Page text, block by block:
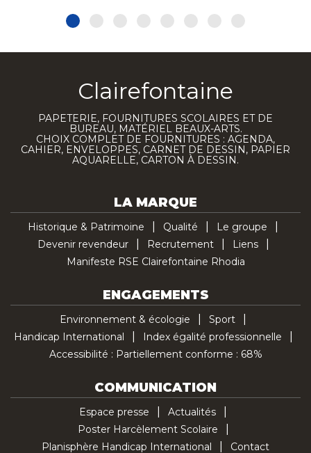
Clairefontaine
PAPETERIE, FOURNITURES SCOLAIRES ET DE
BUREAU, MATÉRIEL BEAUX-ARTS.
CHOIX COMPLET DE FOURNITURES : AGENDA,
CAHIER, ENVELOPPES, CARNET DE DESSIN, PAPIER
AQUARELLE, CARTON À DESSIN.
LA MARQUE
Historique & Patrimoine Qualité
Le groupe
Devenir revendeur
Recrutement
Liens
Manifeste RSE Clairefontaine Rhodia
ENGAGEMENTS
Environnement & écologie
Sport
Handicap International
Index égalité professionnelle
Accessibilité : Partiellement conforme : 68%
COMMUNICATION
Espace presse
Actualités
Poster Harcèlement Scolaire
Planisphère Handicap International
Contact